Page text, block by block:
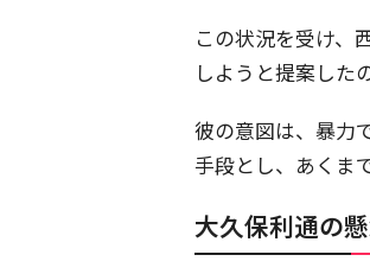
この状況を受け、
しようと提案した
彼の意図は、暴力
手段とし、あくま
大久保利通の